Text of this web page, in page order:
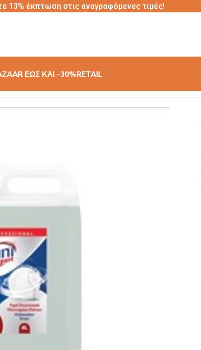
13% έκπτωση στις αναγραφόμενες τιμές!
ΕΩΣ ΚΑΙ -30%RETAIL